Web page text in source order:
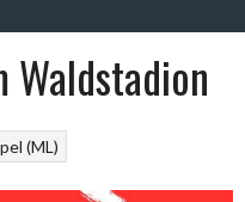
Waldstadion
(ML)